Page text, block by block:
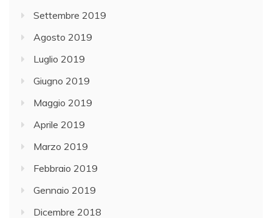
Settembre 2019
Agosto 2019
Luglio 2019
Giugno 2019
Maggio 2019
Aprile 2019
Marzo 2019
Febbraio 2019
Gennaio 2019
Dicembre 2018